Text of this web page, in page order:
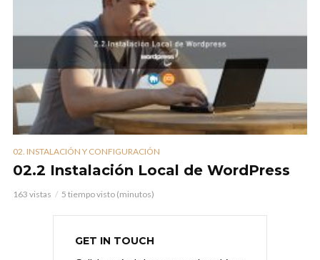
02. INSTALACIÓN Y CONFIGURACIÓN
02.2 Instalación Local de WordPress
163 vistas 5 tiempo visto (minutos)
GET IN TOUCH